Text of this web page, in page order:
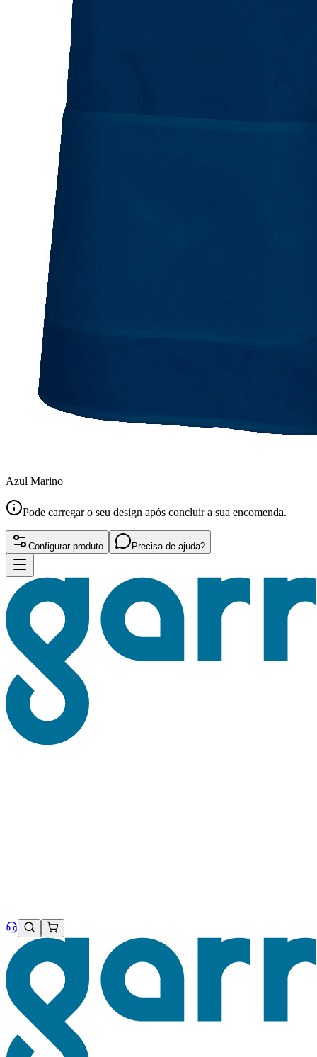
Azul Marino
Pode carregar o seu design após concluir a sua encomenda.
Configurar produto Precisa de ajuda?